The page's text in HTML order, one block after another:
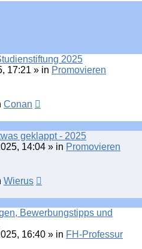
2025
17:21 » in Promovieren
Conan
geklappt - 2025
14:04 » in Promovieren
Wierus
Bewerbungstipps und
16:40 » in FH-Professur